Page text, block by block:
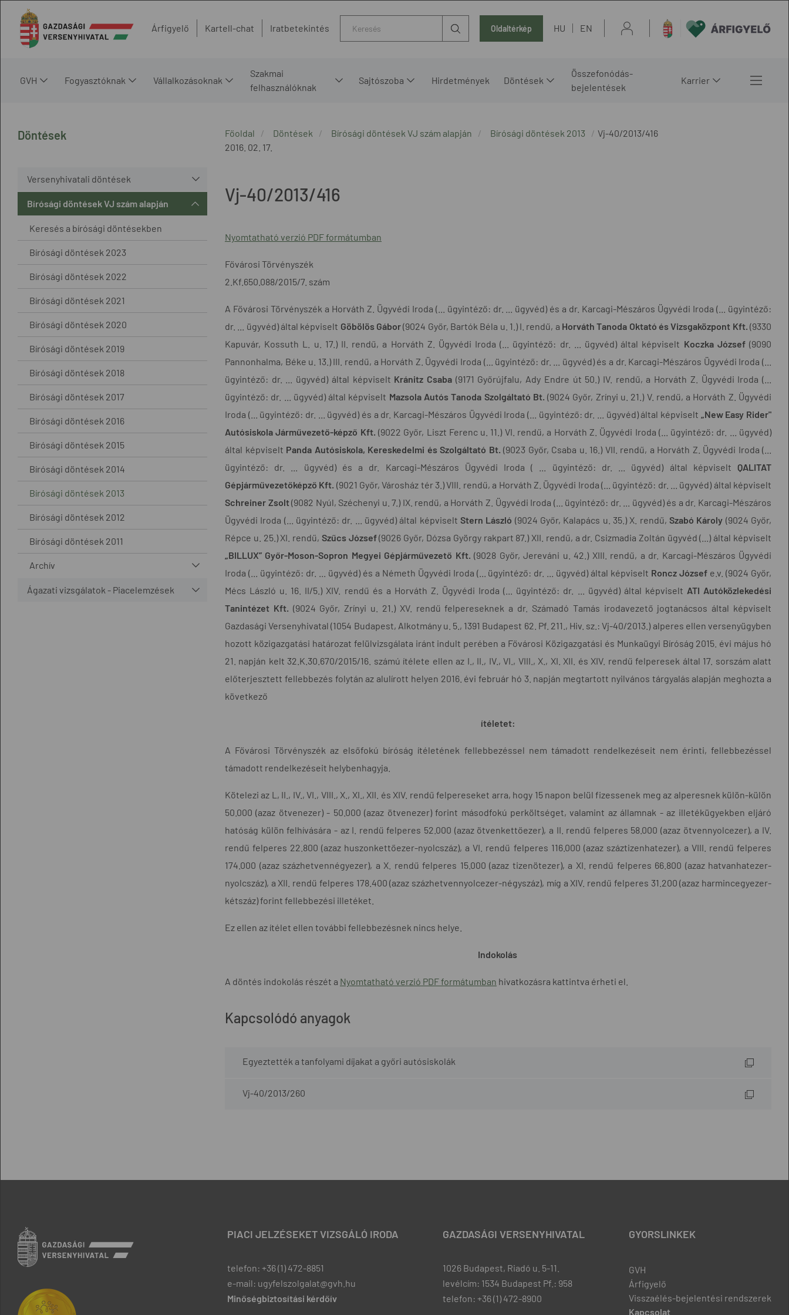
Árfigyelő Kartell-chat Iratbetekintés Oldaltérkép HU EN
GVH Fogyasztóknak Vállalkozásoknak
Szakmai
felhasználóknak
Sajtószoba Hirdetmények Döntések
Összefonódás-
bejelentések
Karrier
Döntések
Versenyhivatali döntések
Bírósági döntések VJ szám alapján
Keresés a bírósági döntésekben
Bírósági döntések 2023
Bírósági döntések 2022
Bírósági döntések 2021
Bírósági döntések 2020
Bírósági döntések 2019
Bírósági döntések 2018
Bírósági döntések 2017
Bírósági döntések 2016
Bírósági döntések 2015
Bírósági döntések 2014
Bírósági döntések 2013
Bírósági döntések 2012
Bírósági döntések 2011
Archív
Ágazati vizsgálatok - Piacelemzések
Főoldal Döntések Bírósági döntések VJ szám alapján Bírósági döntések 2013
Vj-40/2013/416
2016. 02. 17.
Vj-40/2013/416
Nyomtatható verzió PDF formátumban
Fővárosi Törvényszék
2.Kf.650.088/2015/7. szám
A Fővárosi Törvényszék a Horváth Z. Ügyvédi Iroda (... ügyintéző: dr. ... ügyvéd) és a dr. Karcagi-Mészáros Ügyvédi Iroda (... ügyintéző:
dr. ... ügyvéd) által képviselt Göbölös Gábor(9024 Győr, Bartók Béla u. 1.) I. rendű, a Horváth Tanoda Oktató és Vizsgaközpont Kft. (9330
Kapuvár, Kossuth L. u. 17.) II. rendű, a Horváth Z. Ügyvédi Iroda (... ügyintéző: dr. ... ügyvéd) által képviselt Koczka József(9090
Pannonhalma, Béke u. 13.) III. rendű, a Horváth Z. Ügyvédi Iroda (... ügyintéző: dr. ... ügyvéd) és a dr. Karcagi-Mészáros Ügyvédi Iroda (...
ügyintéző: dr. ... ügyvéd) által képviselt Kránitz Csaba (9171 Győrújfalu, Ady Endre út 50.) IV. rendű, a Horváth Z. Ügyvédi Iroda (...
ügyintéző: dr. ... ügyvéd) által képviselt Mazsola Autós Tanoda Szolgáltató Bt. (9024 Győr, Zrínyi u. 21.) V. rendű, a Horváth Z. Ügyvédi
Iroda (... ügyintéző: dr. ... ügyvéd) és a dr. Karcagi-Mészáros Ügyvédi Iroda (... ügyintéző: dr. ... ügyvéd) által képviselt „New Easy Rider"
Autósiskola Járművezető-képző Kft. (9022 Győr, Liszt Ferenc u. 11.) VI. rendű, a Horváth Z. Ügyvédi Iroda (... ügyintéző: dr. ... ügyvéd)
által képviselt Panda Autósiskola, Kereskedelmi és Szolgáltató Bt. (9023 Győr, Csaba u. 16.) VII. rendű, a Horváth Z. Ügyvédi Iroda (...
ügyintéző: dr. ... ügyvéd) és a dr. Karcagi-Mészáros Ügyvédi Iroda ( ... ügyintéző: dr. ... ügyvéd) által képviselt QALITAT
Gépjárművezetőképző Kft. (9021 Győr, Városház tér 3.) VIII. rendű, a Horváth Z. Ügyvédi Iroda (... ügyintéző: dr. ... ügyvéd) által képviselt
Schreiner Zsolt(9082 Nyúl, Széchenyi u. 7.) IX. rendű, a Horváth Z. Ügyvédi Iroda (... ügyintéző: dr. ... ügyvéd) és a dr. Karcagi-Mészáros
Ügyvédi Iroda (... ügyintéző: dr. ... ügyvéd) által képviselt Stern László (9024 Győr, Kalapács u. 35.) X. rendű,Szabó Károly (9024 Győr,
Répce u. 25.) XI. rendű, Szűcs József(9026 Győr, Dózsa György rakpart 87.) XII. rendű, a dr. Csizmadia Zoltán ügyvéd (...) által képviselt
„BILLUX” Győr-Moson-Sopron Megyei Gépjárművezető Kft. (9028 Győr, Jereváni u. 42.) XIII. rendű, a dr. Karcagi-Mészáros Ügyvédi
Iroda (... ügyintéző: dr. ... ügyvéd) és a Németh Ügyvédi Iroda (... ügyintéző: dr. ... ügyvéd) által képviselt Roncz József e.v. (9024 Győr,
Mécs László u. 16. II/5.) XIV. rendű és a Horváth Z. Ügyvédi Iroda (... ügyintéző: dr. ... ügyvéd) által képviselt ATI Autóközlekedési
Tanintézet Kft. (9024 Győr, Zrínyi u. 21.) XV. rendű felpereseknek a dr. Számadó Tamás irodavezető jogtanácsos által képviselt
Gazdasági Versenyhivatal (1054 Budapest, Alkotmány u. 5., 1391 Budapest 62. Pf. 211., Hiv. sz.: Vj-40/2013.) alperes ellen versenyügyben
hozott közigazgatási határozat felülvizsgálata iránt indult perében a Fővárosi Közigazgatási és Munkaügyi Bíróság 2015. évi május hó
21. napján kelt 32.K.30.670/2015/16. számú ítélete ellen az I., II., IV., VI., VIII., X., XI. XII. és XIV. rendű felperesek által 17. sorszám alatt
előterjesztett fellebbezés folytán az alulírott helyen 2016. évi február hó 3. napján megtartott nyilvános tárgyalás alapján meghozta a
következő
ítéletet:
A Fővárosi Törvényszék az elsőfokú bíróság ítéletének fellebbezéssel nem támadott rendelkezéseit nem érinti, fellebbezéssel
támadott rendelkezéseit helybenhagyja.
Kötelezi az L, II., IV., VI., VIII., X., XI., XII. és XIV. rendű felpereseket arra, hogy 15 napon belül fizessenek meg az alperesnek külön-külön
50.000 (azaz ötvenezer) - 50.000 (azaz ötvenezer) forint másodfokú perköltséget, valamint az államnak - az illetékügyekben eljáró
hatóság külön felhívására - az I. rendű felperes 52.000 (azaz ötvenkettőezer), a II. rendű felperes 58.000 (azaz ötvennyolcezer), a IV.
rendű felperes 22.800 (azaz huszonkettőezer-nyolcszáz), a VI. rendű felperes 116.000 (azaz száztizenhatezer), a VIII. rendű felperes
174.000 (azaz százhetvennégyezer), a X. rendű felperes 15.000 (azaz tizenötezer), a XI. rendű felperes 66.800 (azaz hatvanhatezer-
nyolcszáz), a XII. rendű felperes 178.400 (azaz százhetvennyolcezer-négyszáz), míg a XIV. rendű felperes 31.200 (azaz harmincegyezer-
kétszáz) forint fellebbezési illetéket.
Ez ellen az ítélet ellen további fellebbezésnek nincs helye.
Indokolás
A döntés indokolás részét a Nyomtatható verzió PDF formátumban hivatkozásra kattintva érheti el.
Kapcsolódó anyagok
Egyeztették a tanfolyami díjakat a győri autósiskolák
Vj-40/2013/260
PIACI JELZÉSEKET VIZSGÁLÓ IRODA
telefon: +36 (1) 472-8851
e-mail: ugyfelszolgalat@gvh.hu
Minőségbiztosítási kérdőív
GAZDASÁGI VERSENYHIVATAL
1026 Budapest, Riadó u. 5-11.
levélcím: 1534 Budapest Pf.: 958
telefon: +36 (1) 472-8900
GYORSLINKEK
GVH
Árfigyelő
Visszaélés-bejelentési rendszerek
Kapcsolat